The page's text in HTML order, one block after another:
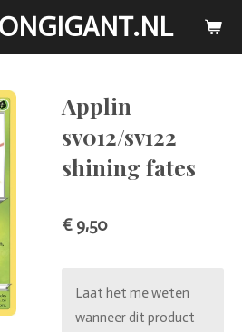
Applin
sv012/sv122
shining fates
€ 9,50
Laat het me weten
wanneer dit product